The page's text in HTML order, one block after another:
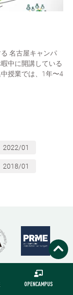
OPENCAMPUS
名古屋キャンパ
中に開講している
授業では、1年〜4
2022/01
2018/01